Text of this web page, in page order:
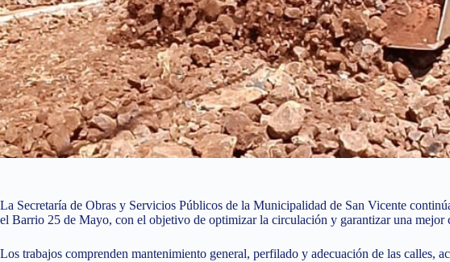
La Secretaría de Obras y Servicios Públicos de la Municipalidad de San Vicente
el Barrio 25 de Mayo, con el objetivo de optimizar la circulación y garantizar una mejor
Los trabajos comprenden mantenimiento general, perfilado y adecuación de las calles,